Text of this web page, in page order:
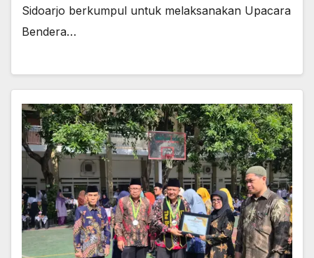
Sidoarjo berkumpul untuk melaksanakan Upacara
Bendera…